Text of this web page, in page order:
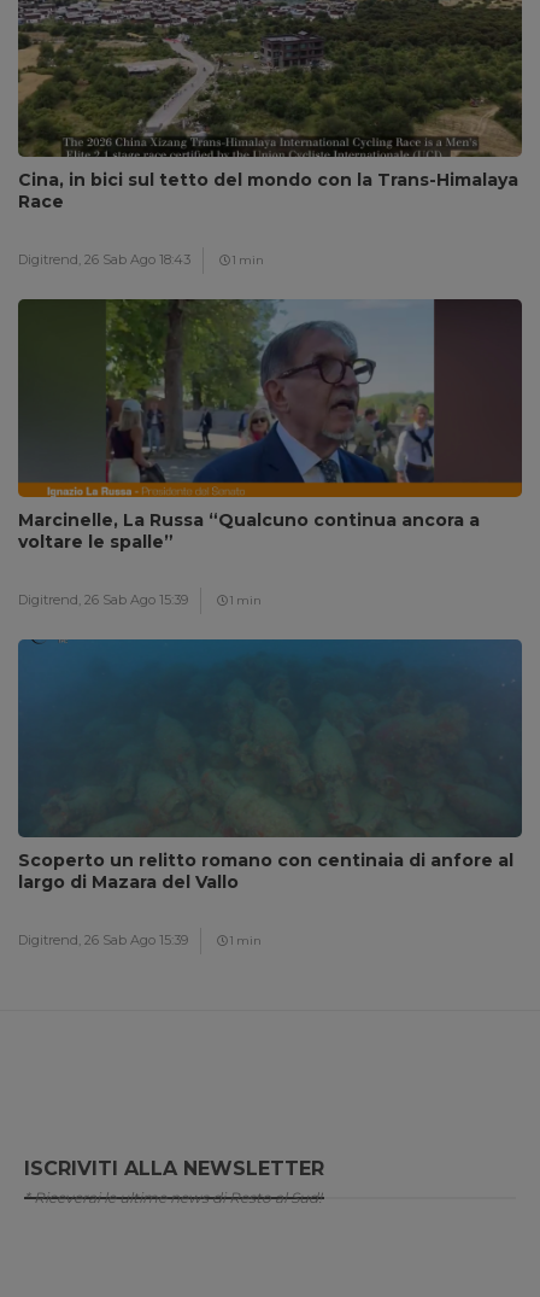
Cina, in bici sul tetto del mondo con la Trans-Himalaya
Race
Digitrend, 26 Sab Ago 18:43 1 min
Marcinelle, La Russa “Qualcuno continua ancora a
voltare le spalle”
Digitrend, 26 Sab Ago 15:39 1 min
Scoperto un relitto romano con centinaia di anfore al
largo di Mazara del Vallo
Digitrend, 26 Sab Ago 15:39 1 min
ISCRIVITI ALLA NEWSLETTER
* Riceverai le ultime news di Resto al Sud!